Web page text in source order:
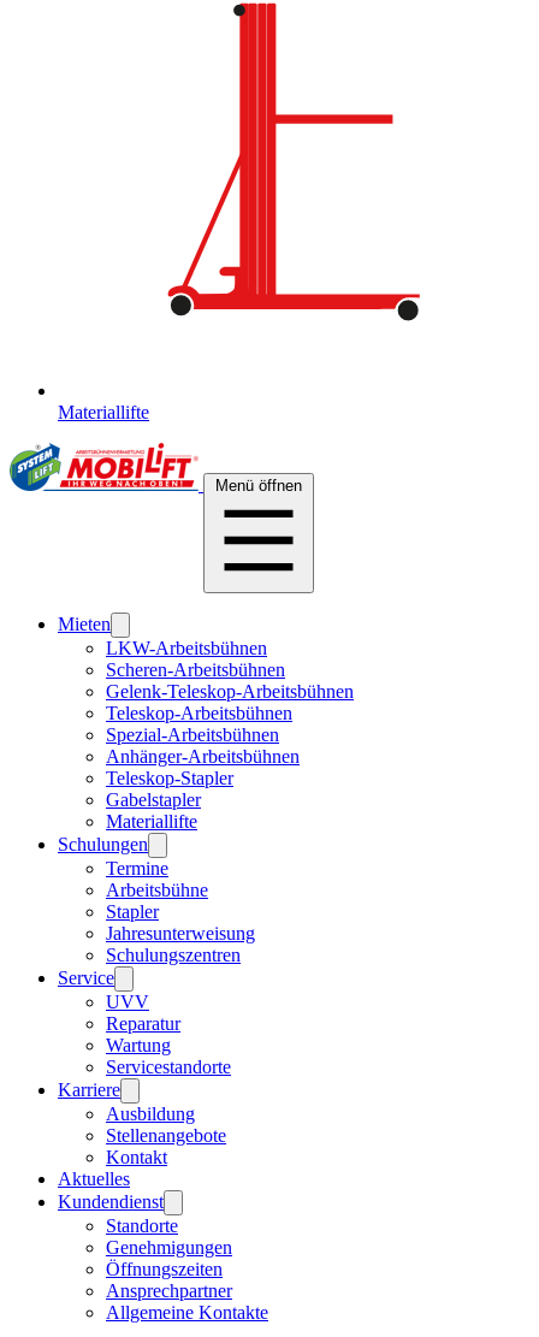
Materiallifte
Menü öffnen
Mieten
LKW-Arbeitsbühnen
Scheren-Arbeitsbühnen
Gelenk-Teleskop-Arbeitsbühnen
Teleskop-Arbeitsbühnen
Spezial-Arbeitsbühnen
Anhänger-Arbeitsbühnen
Teleskop-Stapler
Gabelstapler
Materiallifte
Schulungen
Termine
Arbeitsbühne
Stapler
Jahresunterweisung
Schulungszentren
Service
UVV
Reparatur
Wartung
Servicestandorte
Karriere
Ausbildung
Stellenangebote
Kontakt
Aktuelles
Kundendienst
Standorte
Genehmigungen
Öffnungszeiten
Ansprechpartner
Allgemeine Kontakte